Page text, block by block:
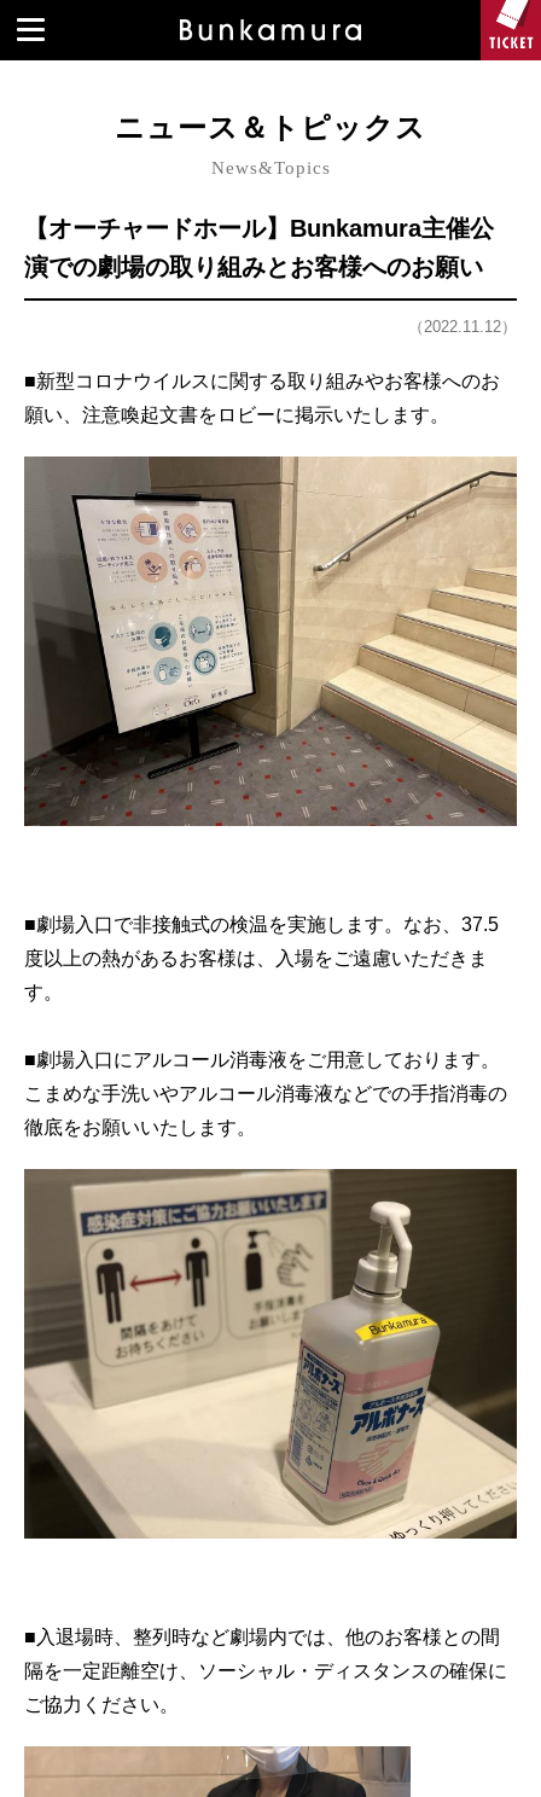
ニュース＆トピックス
News&Topics
【オーチャードホール】Bunkamura主催公
演での劇場の取り組みとお客様へのお願い
（2022.11.12）
■新型コロナウイルスに関する取り組みやお客様へのお
願い、注意喚起文書をロビーに掲示いたします。
■劇場入口で非接触式の検温を実施します。なお、37.5
度以上の熱があるお客様は、入場をご遠慮いただきま
す。
■劇場入口にアルコール消毒液をご用意しております。
こまめな手洗いやアルコール消毒液などでの手指消毒の
徹底をお願いいたします。
■入退場時、整列時など劇場内では、他のお客様との間
隔を一定距離空け、ソーシャル・ディスタンスの確保に
ご協力ください。